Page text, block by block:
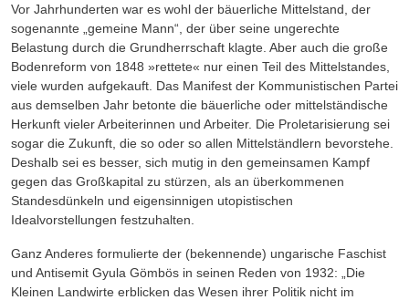
Vor Jahrhunderten war es wohl der bäuerliche Mittelstand, der
sogenannte „gemeine Mann“, der über seine ungerechte
Belastung durch die Grundherrschaft klagte. Aber auch die große
Bodenreform von 1848 »rettete« nur einen Teil des Mittelstandes,
viele wurden aufgekauft. Das Manifest der Kommunistischen Partei
aus demselben Jahr betonte die bäuerliche oder mittelständische
Herkunft vieler Arbeiterinnen und Arbeiter. Die Proletarisierung sei
sogar die Zukunft, die so oder so allen Mittelständlern bevorstehe.
Deshalb sei es besser, sich mutig in den gemeinsamen Kampf
gegen das Großkapital zu stürzen, als an überkommenen
Standesdünkeln und eigensinnigen utopistischen
Idealvorstellungen festzuhalten.
Ganz Anderes formulierte der (bekennende) ungarische Faschist
und Antisemit Gyula Gömbös in seinen Reden von 1932: „Die
Kleinen Landwirte erblicken das Wesen ihrer Politik nicht im